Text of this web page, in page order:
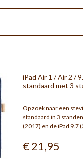
iPad Air 1 / Air 2 /
standaard met 3
Op zoek naar een
standaard in 3
(2017) en de iPad 9.7
€ 21,95